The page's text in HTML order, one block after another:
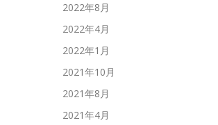
2022年8月
2022年4月
2022年1月
2021年10月
2021年8月
2021年4月